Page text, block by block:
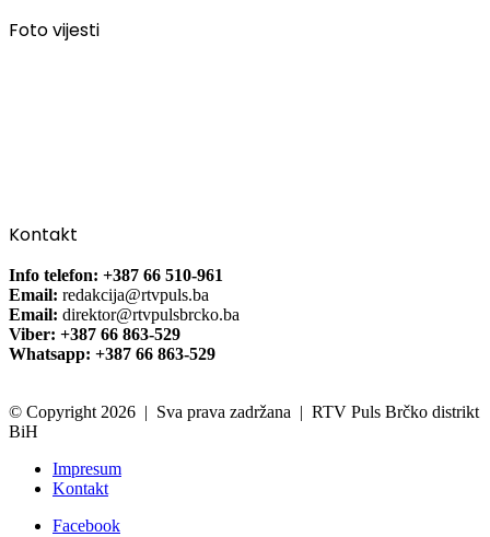
Foto vijesti
Kontakt
Info telefon: +387 66 510-961
Email: redakcija@rtvpuls.ba
Email: direktor@rtvpulsbrcko.ba
Viber: +387 66 863-529
Whatsapp: +387 66 863-529
© Copyright 2026 | Sva prava zadržana | RTV Puls Brčko distrikt
BiH
Impresum
Kontakt
Facebook